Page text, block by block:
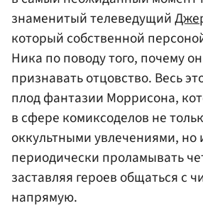
знаменитый телеведущий
который собственной
Ника по поводу того, почему
признавать отцовство. Весь
плод фантазии Моррисона,
в сфере комиксоделов не
оккультными увлечениями,
периодически проламывать
заставляя героев общаться с
напрямую.